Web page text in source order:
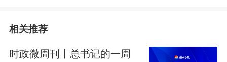
相关推荐
时政微周刊丨总书记的一周